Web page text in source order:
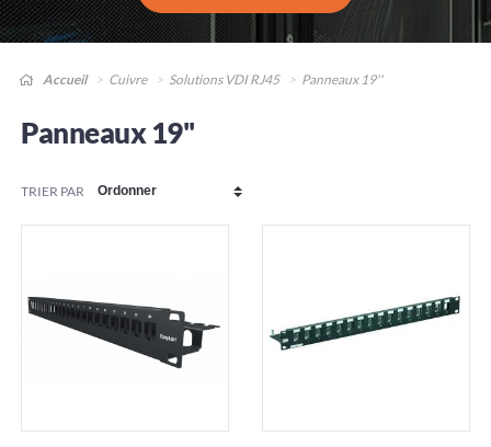
Accueil Cuivre Solutions VDI RJ45 Panneaux 19''
Panneaux 19''
TRIER PAR